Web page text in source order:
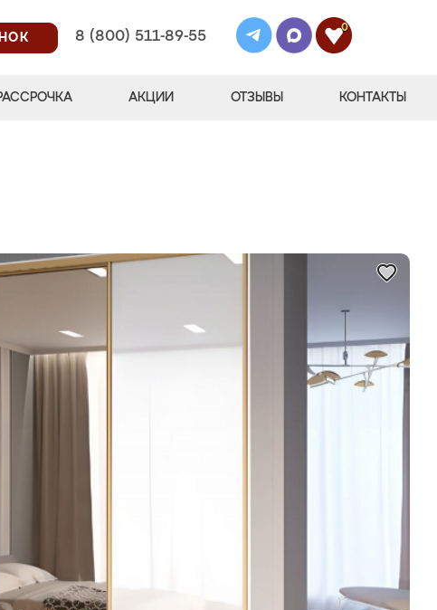
8 (800) 511-89-55
0
АКЦИИ ОТЗЫВЫ КОНТАКТЫ